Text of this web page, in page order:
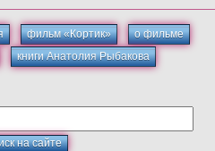
фильм «Кортик»
о фильме
книги Анатолия Рыбакова